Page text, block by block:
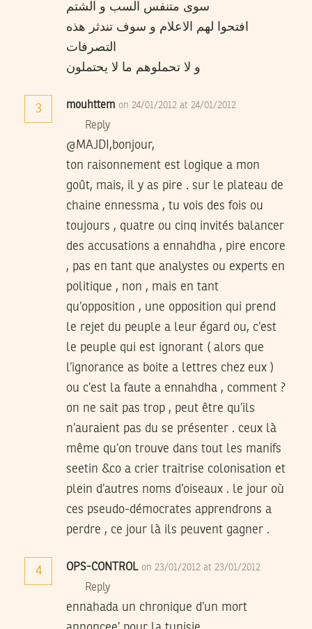
سوى متنفس السب و الشتم
افتحوا لهم الاعلام و سوف تندثر هذه
التصرفات
و لا تحملوهم ما لا يحتملون
3 mouhttem on 24/01/2012 at 24/01/2012
Reply
@MAJDI,bonjour,
ton raisonnement est logique a mon
goût, mais, il y as pire . sur le plateau de
chaine ennessma , tu vois des fois ou
toujours , quatre ou cinq invités balancer
des accusations a ennahdha , pire encore
, pas en tant que analystes ou experts en
politique , non , mais en tant
qu’opposition , une opposition qui prend
le rejet du peuple a leur égard ou, c’est
le peuple qui est ignorant ( alors que
l’ignorance as boite a lettres chez eux )
ou c’est la faute a ennahdha , comment ?
on ne sait pas trop , peut être qu’ils
n’auraient pas du se présenter . ceux là
même qu’on trouve dans tout les manifs
seetin &co a crier traitrise colonisation et
plein d’autres noms d’oiseaux . le jour où
ces pseudo-démocrates apprendrons a
perdre , ce jour là ils peuvent gagner .
4 OPS-CONTROL on 23/01/2012 at 23/01/2012
Reply
ennahada un chronique d’un mort